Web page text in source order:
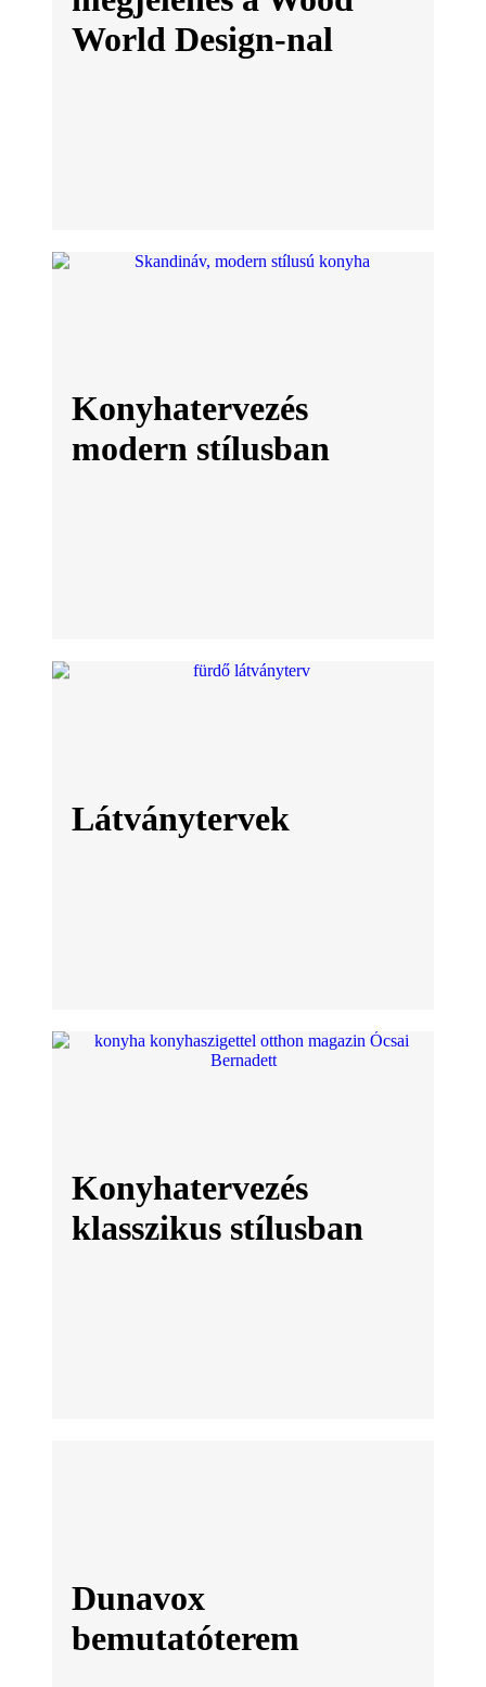
World Design-nal
Konyhatervezés
modern stílusban
Látványtervek
Konyhatervezés
klasszikus stílusban
Dunavox
bemutatóterem